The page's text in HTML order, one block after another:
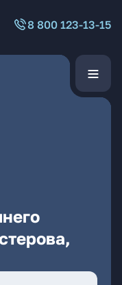
8 800 123-13-15